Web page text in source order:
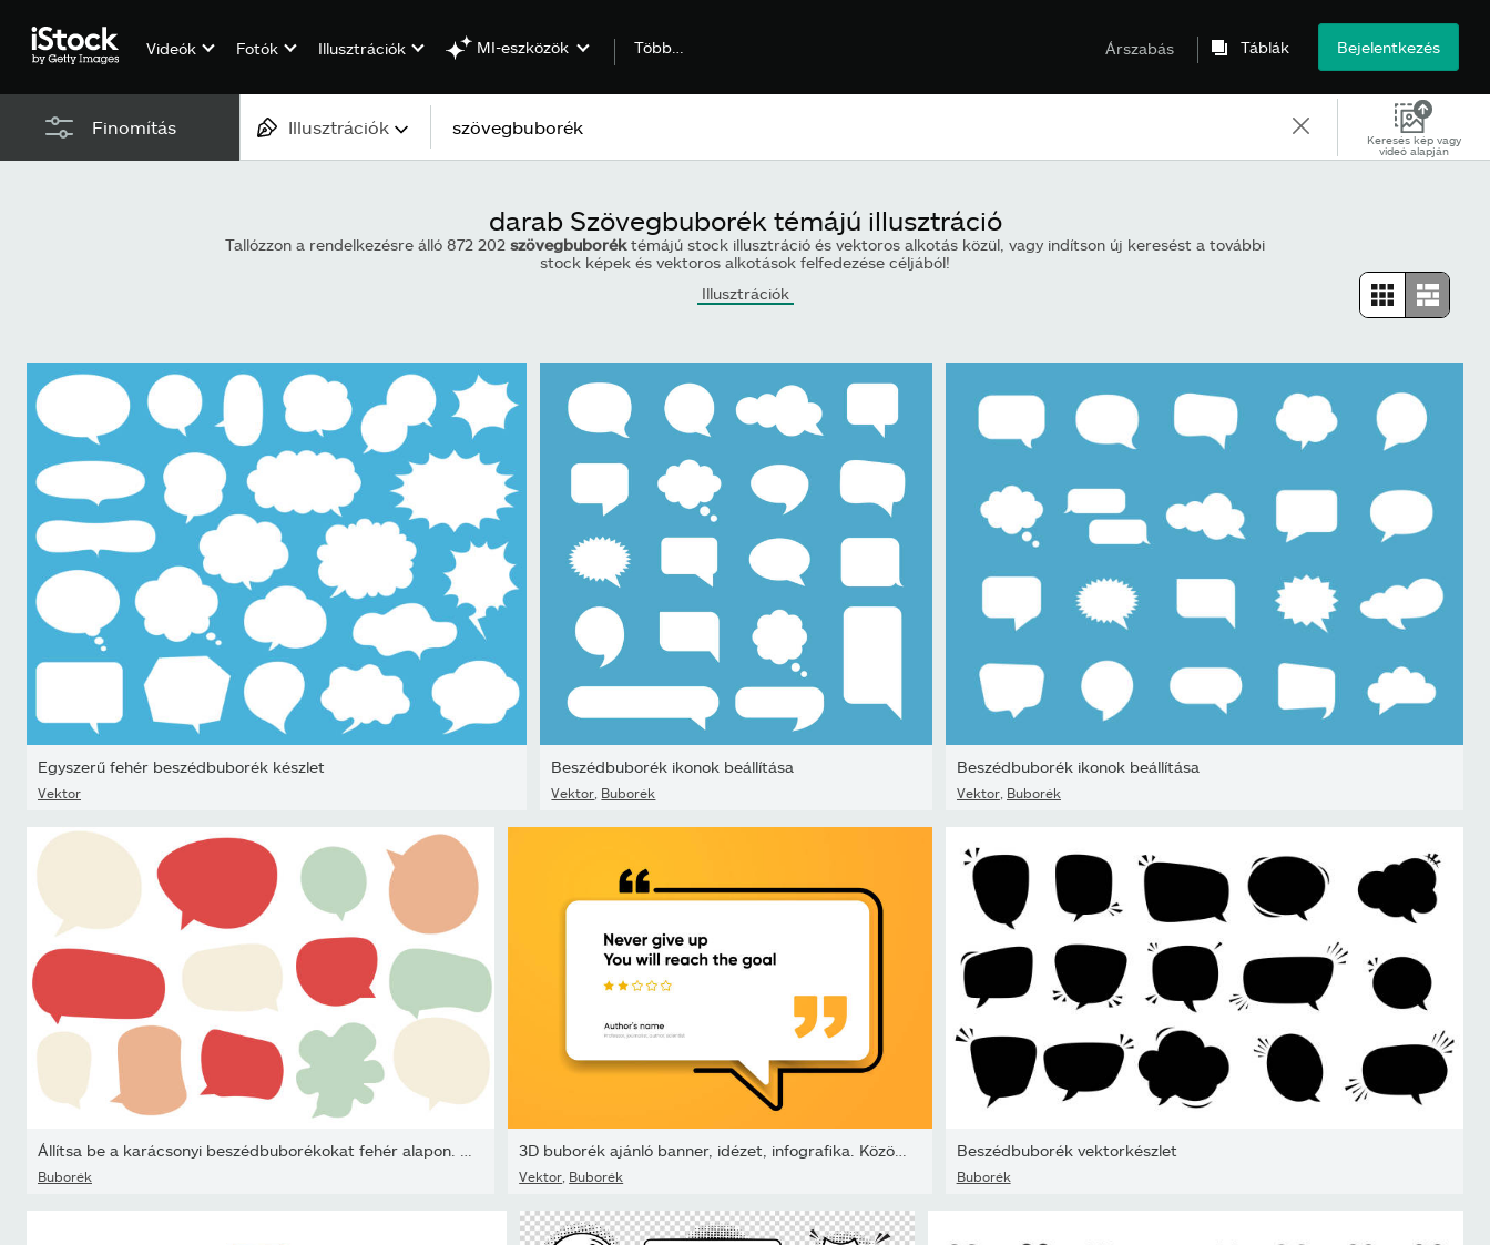
Videók Fotók Illusztrációk MI-eszközök Több… Árszabás Táblák Bejelentkezés
Finomítás Illusztrációk
Vektoros alkotások
Videók
Keresés kép vagy
videó alapján
darab Szövegbuborék témájú illusztráció
Tallózzon a rendelkezésre álló 872 202 szövegbuboréktémájú stock illusztráció és vektoros alkotás közül, vagy indítson új keresést a további
stock képek és vektoros alkotások felfedezése céljából!
Illusztrációk
Egyszerű fehér beszédbuborék készlet
Vektor
Beszédbuborék ikonok beállítása
Vektor Buborék
Beszédbuborék ikonok beállítása
Vektor Buborék
Buborék Vektor Buborék
Beszédbuborék vektorkészlet
Buborék